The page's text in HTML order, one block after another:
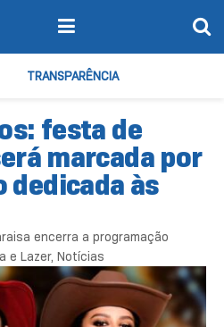
TRANSPARÊNCIA
festa de
marcada por
dedicada às
encerra a programação
e Lazer, Notícias